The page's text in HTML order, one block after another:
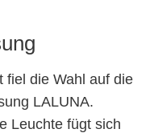
fiel die Wahl auf die
LALUNA.
Leuchte fügt sich